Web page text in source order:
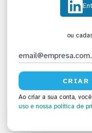
ou
Ao criar a sua conta,
uso e nossa política de